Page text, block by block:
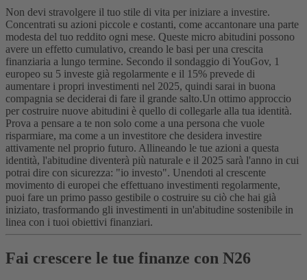
Non devi stravolgere il tuo stile di vita per iniziare a investire.
Concentrati su azioni piccole e costanti, come accantonare una parte
modesta del tuo reddito ogni mese. Queste micro abitudini possono
avere un effetto cumulativo, creando le basi per una crescita
finanziaria a lungo termine. Secondo il sondaggio di YouGov, 1
europeo su 5 investe già regolarmente e il 15% prevede di
aumentare i propri investimenti nel 2025, quindi sarai in buona
compagnia se deciderai di fare il grande salto.Un ottimo approccio
per costruire nuove abitudini è quello di collegarle alla tua identità.
Prova a pensare a te non solo come a una persona che vuole
risparmiare, ma come a un investitore che desidera investire
attivamente nel proprio futuro. Allineando le tue azioni a questa
identità, l'abitudine diventerà più naturale e il 2025 sarà l'anno in cui
potrai dire con sicurezza: "io investo". Unendoti al crescente
movimento di europei che effettuano investimenti regolarmente,
puoi fare un primo passo gestibile o costruire su ciò che hai già
iniziato, trasformando gli investimenti in un'abitudine sostenibile in
linea con i tuoi obiettivi finanziari.
Fai crescere le tue finanze con N26